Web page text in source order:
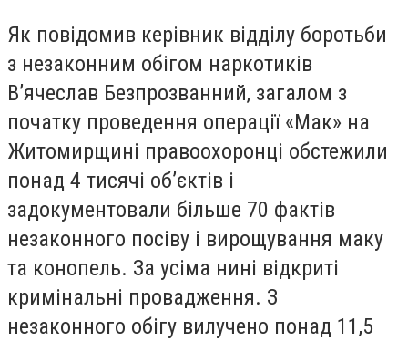
Як повідомив керівник відділу боротьби
з незаконним обігом наркотиків
В’ячеслав Безпрозванний, загалом з
початку проведення операції «Мак» на
Житомирщині правоохоронці обстежили
понад 4 тисячі об’єктів і
задокументовали більше 70 фактів
незаконного посіву і вирощування маку
та конопель. За усіма нині відкриті
кримінальні провадження. З
незаконного обігу вилучено понад 11,5